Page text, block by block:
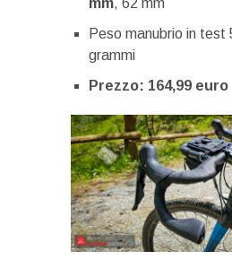
mm, 62 mm
Peso manubrio in test
grammi
Prezzo: 164,99 euro